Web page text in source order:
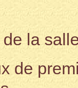
de la
de